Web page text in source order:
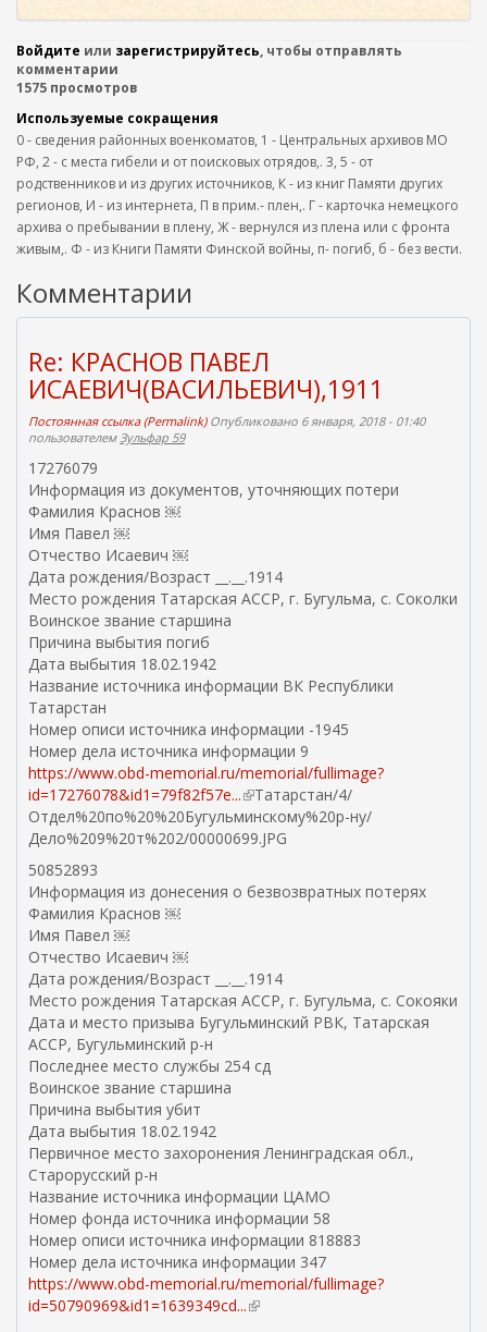
Войдите или зарегистрируйтесь, чтобы отправлять
комментарии
1575 просмотров
Используемые сокращения
0 - сведения районных военкоматов, 1 - Центральных архивов МО
РФ, 2 - с места гибели и от поисковых отрядов,. 3, 5 - от
родственников и из других источников, К - из книг Памяти других
регионов, И - из интернета, П в прим.- плен,. Г - карточка немецкого
архива о пребывании в плену, Ж - вернулся из плена или с фронта
живым,. Ф - из Книги Памяти Финской войны, п- погиб, б - без вести.
Комментарии
Re: КРАСНОВ ПАВЕЛ
ИСАЕВИЧ(ВАСИЛЬЕВИЧ),1911
Постоянная ссылка (Permalink)Опубликовано 6 января, 2018 - 01:40
пользователемЗульфар 59
17276079
Информация из документов, уточняющих потери
Фамилия Краснов ￼
Имя Павел ￼
Отчество Исаевич ￼
Дата рождения/Возраст __.__.1914
Место рождения Татарская АССР, г. Бугульма, с. Соколки
Воинское звание старшина
Причина выбытия погиб
Дата выбытия 18.02.1942
Название источника информации ВК Республики
Татарстан
Номер описи источника информации -1945
Номер дела источника информации 9
https://www.obd-memorial.ru/memorial/fullimage?
id=17276078&id1=79f82f57e...(
в
н
ш
н
с
ы
л
к
а
Татарстан/4/
Отдел%20по%20%20Бугульминскому%20р-ну/
Дело%209%20т%202/00000699.JPG
50852893
Информация из донесения о безвозвратных потерях
Фамилия Краснов ￼
Имя Павел ￼
Отчество Исаевич ￼
Дата рождения/Возраст __.__.1914
Место рождения Татарская АССР, г. Бугульма, с. Сокояки
Дата и место призыва Бугульминский РВК, Татарская
АССР, Бугульминский р-н
Последнее место службы 254 сд
Воинское звание старшина
Причина выбытия убит
Дата выбытия 18.02.1942
Первичное место захоронения Ленинградская обл.,
Старорусский р-н
Название источника информации ЦАМО
Номер фонда источника информации 58
Номер описи источника информации 818883
Номер дела источника информации 347
https://www.obd-memorial.ru/memorial/fullimage?
id=50790969&id1=1639349cd...(